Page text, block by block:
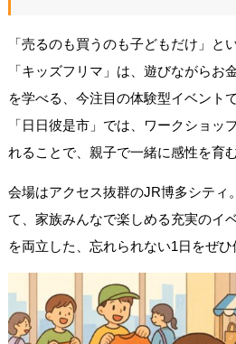
「売るのも買うのも子どもだけ」と
「キッズフリマ」は、遊びながらお
を学べる、今注目の体験型イベント
「日日彼是市」では、ワークショッ
れることで、親子で一緒に感性を育
会場はアクセス抜群のJR博多シティ
て、家族みんなで楽しめる充実のイ
を両立した、忘れられない1日をぜひ